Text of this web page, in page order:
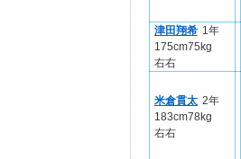
津田翔希 1年
175cm75kg
右右
米倉貫太 2年
183cm78kg
右右